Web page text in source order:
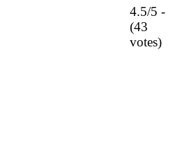
4.5/5 -
(43
votes)